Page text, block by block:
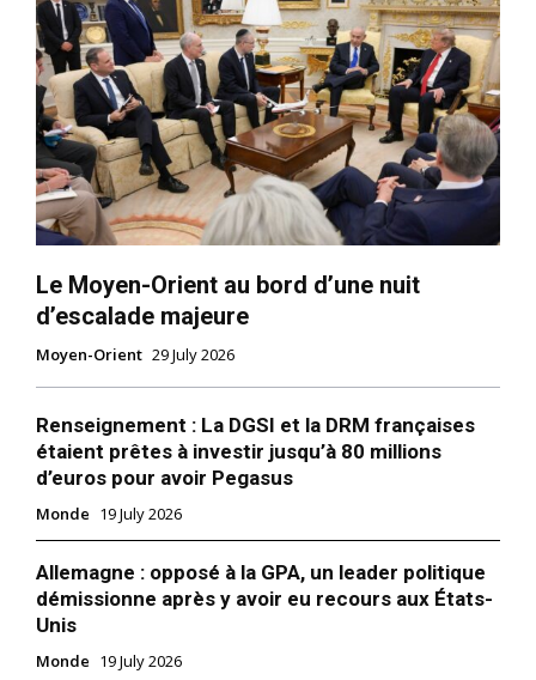
Le Moyen-Orient au bord d’une nuit
d’escalade majeure
Moyen-Orient 29 July 2026
Renseignement : La DGSI et la DRM françaises
étaient prêtes à investir jusqu’à 80 millions
d’euros pour avoir Pegasus
Monde 19 July 2026
Allemagne : opposé à la GPA, un leader politique
démissionne après y avoir eu recours aux États-
Unis
Monde 19 July 2026